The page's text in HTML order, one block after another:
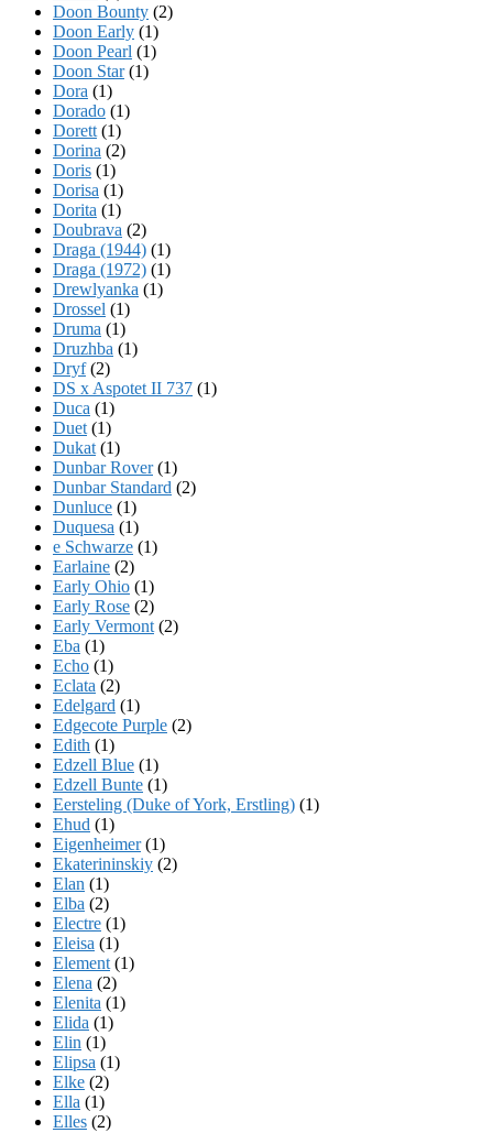
Doon Bounty (2)
Doon Early (1)
Doon Pearl (1)
Doon Star(1)
Dora (1)
Dorado (1)
Dorett (1)
Dorina (2)
Doris (1)
Dorisa (1)
Dorita (1)
Doubrava (2)
Draga (1944) (1)
Draga (1972) (1)
Drewlyanka (1)
Drossel (1)
Druma (1)
Druzhba (1)
Dryf(2)
DS x Aspotet II 737 (1)
Duca (1)
Duet (1)
Dukat (1)
Dunbar Rover(1)
Dunbar Standard (2)
Dunluce (1)
Duquesa (1)
e Schwarze (1)
Earlaine (2)
Early Ohio (1)
Early Rose (2)
Early Vermont (2)
Eba (1)
Echo (1)
Eclata (2)
Edelgard (1)
Edgecote Purple (2)
Edith (1)
Edzell Blue (1)
Edzell Bunte (1)
Eersteling (Duke of York, Erstling) (1)
Ehud (1)
Eigenheimer(1)
Ekaterininskiy (2)
Elan (1)
Elba (2)
Electre (1)
Eleisa (1)
Element (1)
Elena (2)
Elenita (1)
Elida (1)
Elin (1)
Elipsa (1)
Elke (2)
Ella (1)
Elles (2)